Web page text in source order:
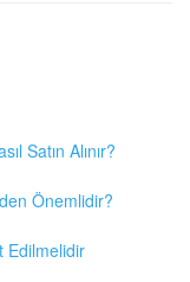
Satın Alınır?
Önemlidir?
Edilmelidir